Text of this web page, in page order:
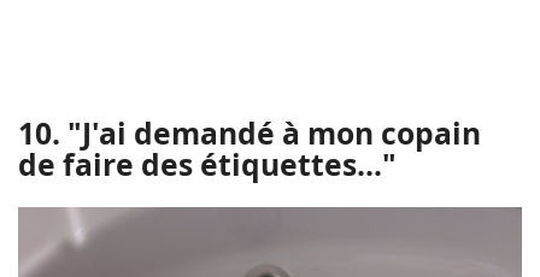
10. "J'ai demandé à mon copain
de faire des étiquettes..."